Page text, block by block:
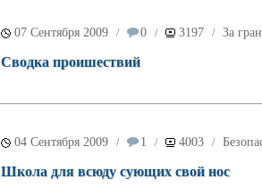
07 Сентября 2009 / 0 / 3197 / За
Сводка проишествий
04 Сентября 2009 / 1 / 4003 /
Школа для всюду сующих свой нос